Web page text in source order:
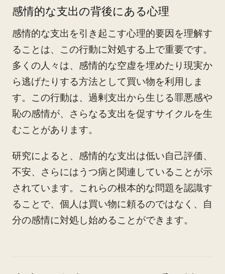
感情的な支出の背後にある心理
感情的な支出を引き起こす心理的要因を理解す
ることは、この行動に対処する上で重要です。
多くの人々は、感情的な空虚を埋めたり現実か
ら逃げたりする方法として買い物を利用しま
す。この行動は、過剰支出から生じる罪悪感や
恥の感情が、さらなる支出を促すサイクルを生
むことがあります。
研究によると、感情的な支出は低い自己評価、
不安、さらにはうつ病と関連していることが示
されています。これらの根本的な問題を認識す
ることで、個人は買い物に頼るのではなく、自
分の感情に対処し始めることができます。